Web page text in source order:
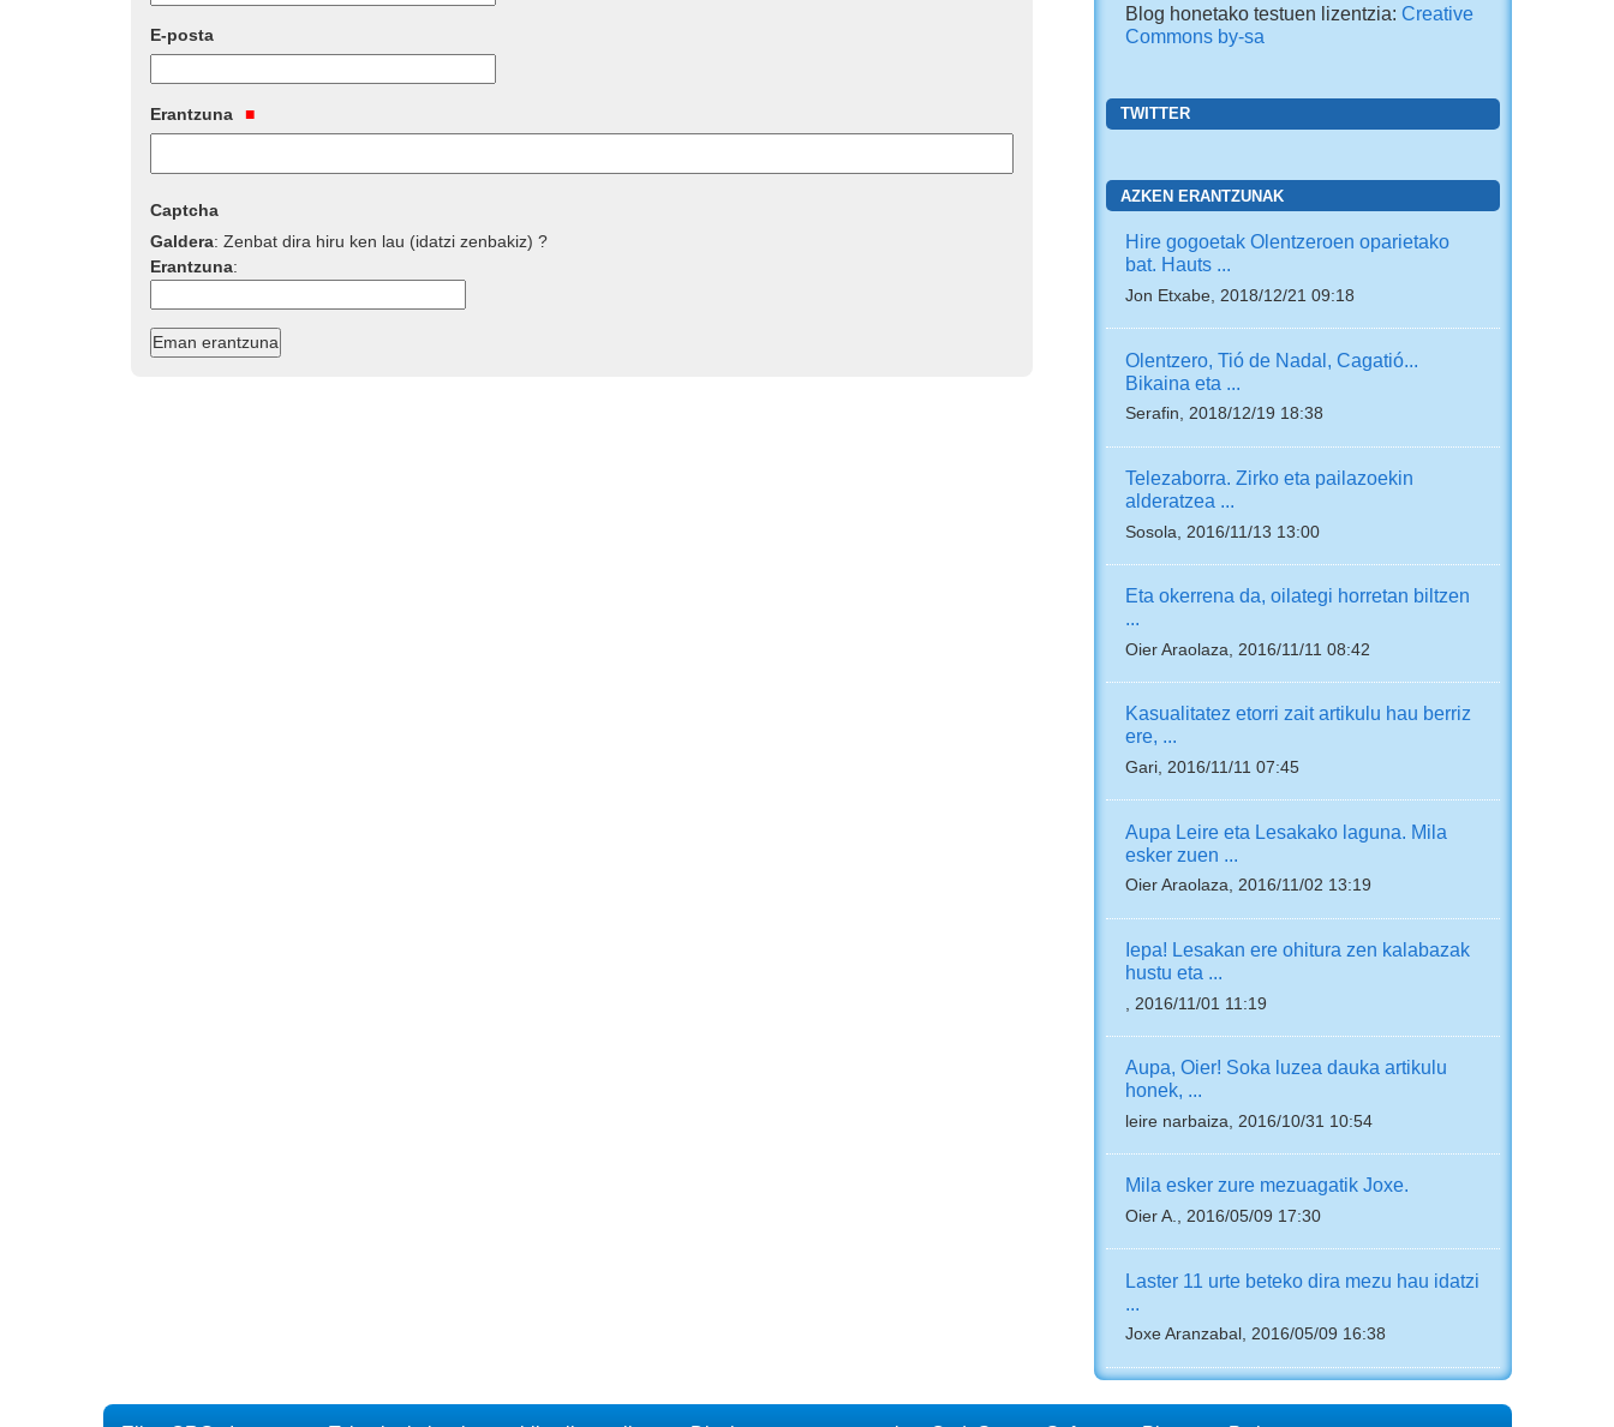
E-posta
Erantzuna
Captcha
Galdera:Zenbat dira hiru ken lau (idatzi zenbakiz) ?
Erantzuna:
Blog honetako testuen lizentzia: Creative
Commons by-sa
TWITTER
AZKEN ERANTZUNAK
Hire gogoetak Olentzeroen oparietako
bat. Hauts ...
Jon Etxabe, 2018/12/21 09:18
Olentzero, Tió de Nadal, Cagatió...
Bikaina eta ...
Serafin, 2018/12/19 18:38
Telezaborra. Zirko eta pailazoekin
alderatzea ...
Sosola, 2016/11/13 13:00
Eta okerrena da, oilategi horretan biltzen
...
Oier Araolaza, 2016/11/11 08:42
Kasualitatez etorri zait artikulu hau berriz
ere, ...
Gari, 2016/11/11 07:45
Aupa Leire eta Lesakako laguna. Mila
esker zuen ...
Oier Araolaza, 2016/11/02 13:19
Iepa! Lesakan ere ohitura zen kalabazak
hustu eta ...
, 2016/11/01 11:19
Aupa, Oier! Soka luzea dauka artikulu
honek, ...
leire narbaiza, 2016/10/31 10:54
Mila esker zure mezuagatik Joxe.
Oier A., 2016/05/09 17:30
Laster 11 urte beteko dira mezu hau idatzi
Joxe Aranzabal, 2016/05/09 16:38